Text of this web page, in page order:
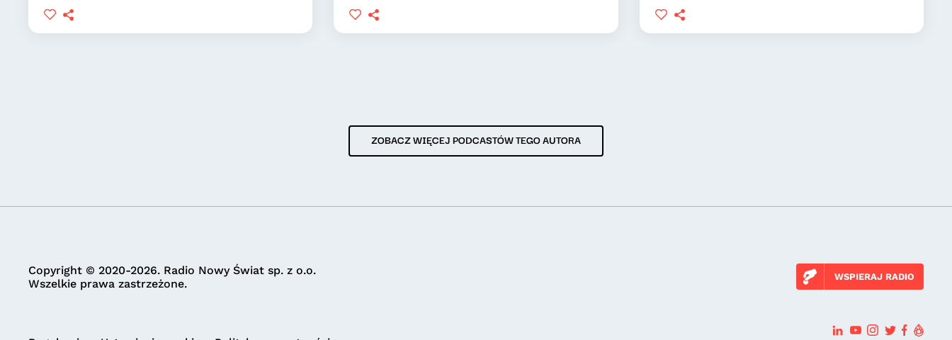
ZOBACZ WIĘCEJ PODCASTÓW TEGO AUTORA
Copyright © 2020-2026. Radio Nowy Świat sp. z o.o.
Wszelkie prawa zastrzeżone.
WSPIERAJ RADIO